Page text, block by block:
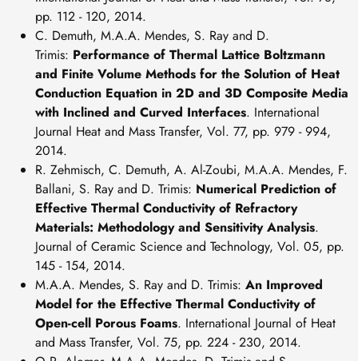
pp. 112 - 120, 2014.
C. Demuth, M.A.A. Mendes, S. Ray and D.
Trimis: Performance of Thermal Lattice Boltzmann
and Finite Volume Methods for the Solution of Heat
Conduction Equation in 2D and 3D Composite Media
with Inclined and Curved Interfaces. International
Journal Heat and Mass Transfer, Vol. 77, pp. 979 - 994,
2014.
R. Zehmisch, C. Demuth, A. Al-Zoubi, M.A.A. Mendes, F.
Ballani, S. Ray and D. Trimis: Numerical Prediction of
Effective Thermal Conductivity of Refractory
Materials: Methodology and Sensitivity Analysis.
Journal of Ceramic Science and Technology, Vol. 05, pp.
145 - 154, 2014.
M.A.A. Mendes, S. Ray and D. Trimis: An Improved
Model for the Effective Thermal Conductivity of
Open-cell Porous Foams. International Journal of Heat
and Mass Transfer, Vol. 75, pp. 224 - 230, 2014.